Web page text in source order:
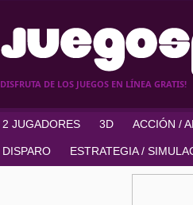
DISFRUTA DE LOS JUEGOS EN LÍNEA GRATIS!
2 JUGADORES 3D ACCIÓN /
DISPARO ESTRATEGIA /